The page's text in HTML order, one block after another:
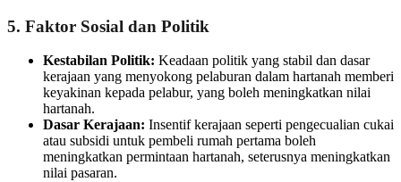
5. Faktor Sosial dan Politik
Kestabilan Politik: Keadaan politik yang stabil dan dasar
kerajaan yang menyokong pelaburan dalam hartanah memberi
keyakinan kepada pelabur, yang boleh meningkatkan nilai
hartanah.
Dasar Kerajaan: Insentif kerajaan seperti pengecualian cukai
atau subsidi untuk pembeli rumah pertama boleh
meningkatkan permintaan hartanah, seterusnya meningkatkan
nilai pasaran.